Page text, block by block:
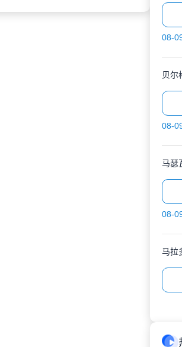
08-
贝尔
08-
马瑟
08-
马拉